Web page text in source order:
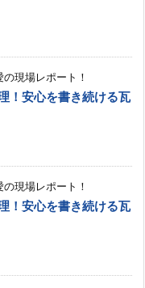
現場レポート！
！安心を書き続ける瓦
現場レポート！
！安心を書き続ける瓦